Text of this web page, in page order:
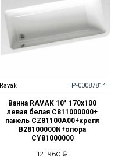
Ravak ГР-00087814
Ванна RAVAK 10° 170х100
левая белая C811000000+
панель CZ81100A00+крепл
B28100000N+опора
CY81000000
121 960 ₽